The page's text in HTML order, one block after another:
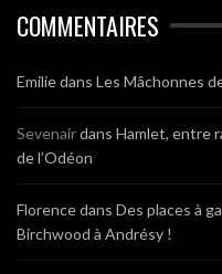
COMMENTAIRES
Emiliedans Les Mâchonnes
Sevenairdans Hamlet, entre
de l’Odéon
Florencedans Des places à
Birchwood à Andrésy !